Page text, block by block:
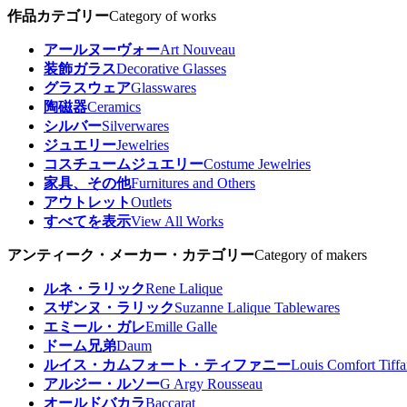
作品カテゴリーCategory of works
アールヌーヴォーArt Nouveau
装飾ガラスDecorative Glasses
グラスウェアGlasswares
陶磁器Ceramics
シルバーSilverwares
ジュエリーJewelries
コスチュームジュエリーCostume Jewelries
家具、その他Furnitures and Others
アウトレットOutlets
すべてを表示View All Works
アンティーク・メーカー・カテゴリーCategory of makers
ルネ・ラリックRene Lalique
スザンヌ・ラリックSuzanne Lalique Tablewares
エミール・ガレEmille Galle
ドーム兄弟Daum
ルイス・カムフォート・ティファニーLouis Comfort
アルジー・ルソーG Argy Rousseau
オールドバカラBaccarat